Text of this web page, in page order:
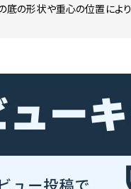
の形状や重心の位置により